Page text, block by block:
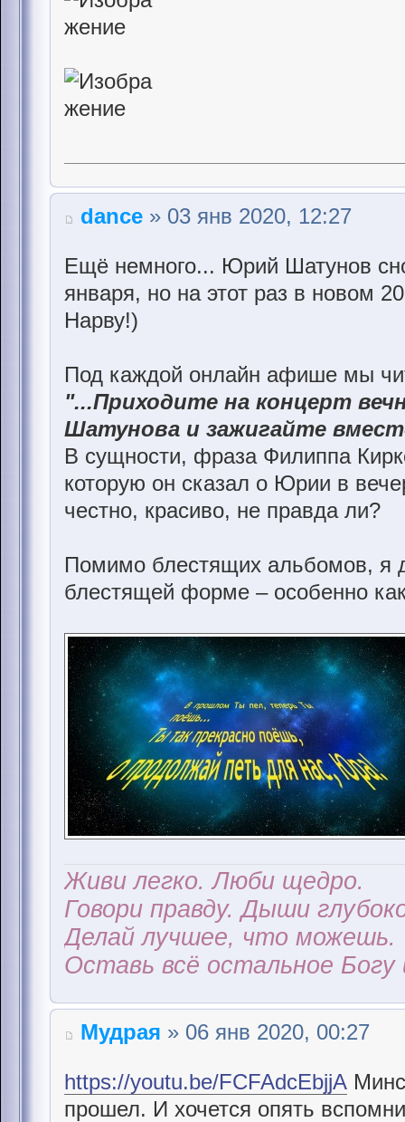
dance » 03 янв 2020, 12:27
Ещё немного... Юрий Шатунов
января, но на этот раз в новом
Нарву!)
Под каждой онлайн афише мы
"...Приходите на концерт
Шатунова и зажигайте
В сущности, фраза Филиппа
которую он сказал о Юрии в
честно, красиво, не правда ли?
Помимо блестящих альбомов, я
блестящей форме – особенно
Живи легко. Люби щедро.
Говори правду. Дыши
Делай лучшее, что можешь.
Оставь всё остальное Богу
Мудрая » 06 янв 2020, 00:27
https://youtu.be/FCFAdcEbjjA
прошел. И хочется опять